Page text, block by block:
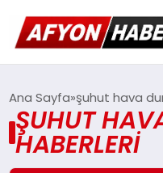
AFYON HABER
GÜNDEM
Ana Sayfa şuhut hava
ŞUHUT
HABERLERI